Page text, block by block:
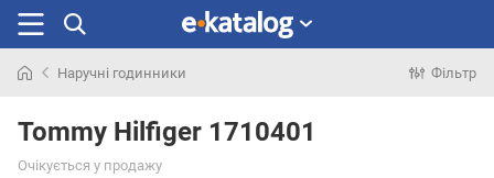
раніше
Наручні годинники Фільтр
Tommy Hilfiger 1710401
Очікується у продажу